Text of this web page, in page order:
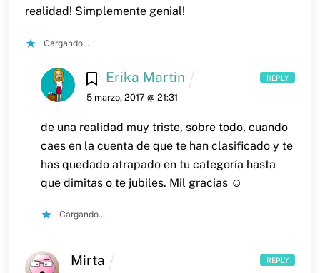
realidad! Simplemente genial!
Cargando...
Erika Martin
5 marzo, 2017 @ 21:31
de una realidad muy triste, sobre todo, cuando
caes en la cuenta de que te han clasificado y te
has quedado atrapado en tu categoría hasta
que dimitas o te jubiles. Mil gracias ☺️
Cargando...
REPLY
Mirta REPLY